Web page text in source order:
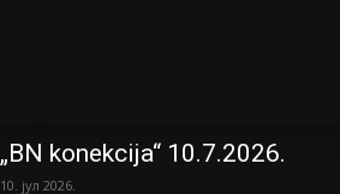
„BN konekcija“ 10.7.2026.
10. јул 2026.